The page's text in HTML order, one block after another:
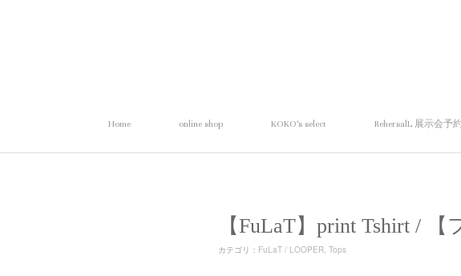
Home online shop KOKO's select RehersalL 展示会予
【FuLaT】print Tshirt /
カテゴリ ： FuLaT / LOOPER Tops